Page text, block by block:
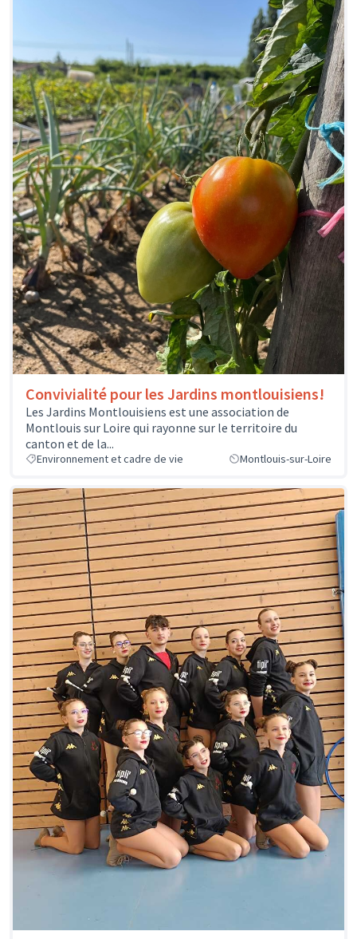
Convivialité pour les Jardins montlouisiens!
Les Jardins Montlouisiens est une association de
Montlouis sur Loire qui rayonne sur le territoire du
canton et de la...
Environnement et cadre de vie Montlouis-sur-Loire